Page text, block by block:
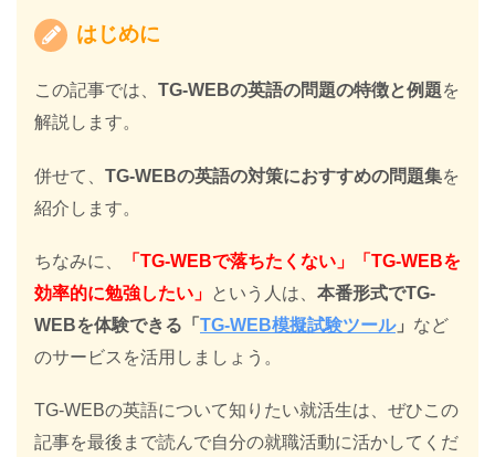
はじめに
この記事では、 TG-WEBの英語の問題の特徴と例題を
解説します。
併せて、 TG-WEBの英語の対策におすすめの問題集を
紹介します。
ちなみに、
「TG-WEBで落ちたくない」「TG-WEBを
効率的に勉強したい」 という人は、 本番形式でTG-
WEBを体験できる「 TG-WEB模擬試験ツール」 など
のサービスを活用しましょう。
TG-WEBの英語について知りたい就活生は、ぜひこの
記事を最後まで読んで自分の就職活動に活かしてくだ